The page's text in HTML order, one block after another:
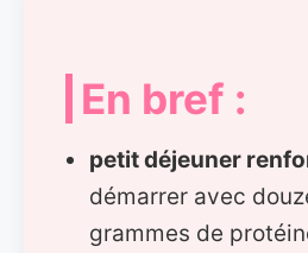
En bref :
petit déjeuner
démarrer avec
grammes de